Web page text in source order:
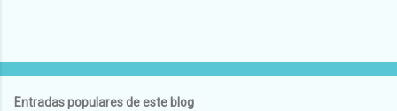
Entradas populares de este blog